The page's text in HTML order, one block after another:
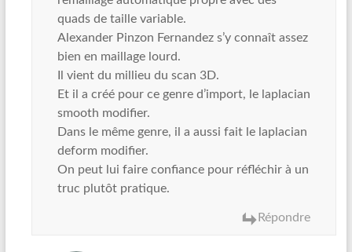
quads de taille variable.
Alexander Pinzon Fernandez s’y connaît assez
bien en maillage lourd.
Il vient du millieu du scan 3D.
Et il a créé pour ce genre d’import, le laplacian
smooth modifier.
Dans le même genre, il a aussi fait le laplacian
deform modifier.
On peut lui faire confiance pour réfléchir à un
truc plutôt pratique.
Répondre